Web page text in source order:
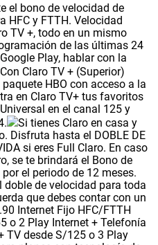
el bono de velocidad de
HFC y FTTH. Velocidad
TV +, todo en un mismo
de las últimas 24
Play, hablar con la
Con Claro TV + (Superior)
HBO con acceso a la
en Claro TV+ tus favoritos
en el canal 125 y
Si tienes Claro en casa y
Disfruta hasta el DOBLE DE
si eres Full Claro. En caso
se te brindará el Bono de
el periodo de 12 meses.
de velocidad para toda
que debes contar con un
Internet Fijo HFC/FTTH
o 2 Play Internet + Telefonía
TV desde S/125 o 3 Play